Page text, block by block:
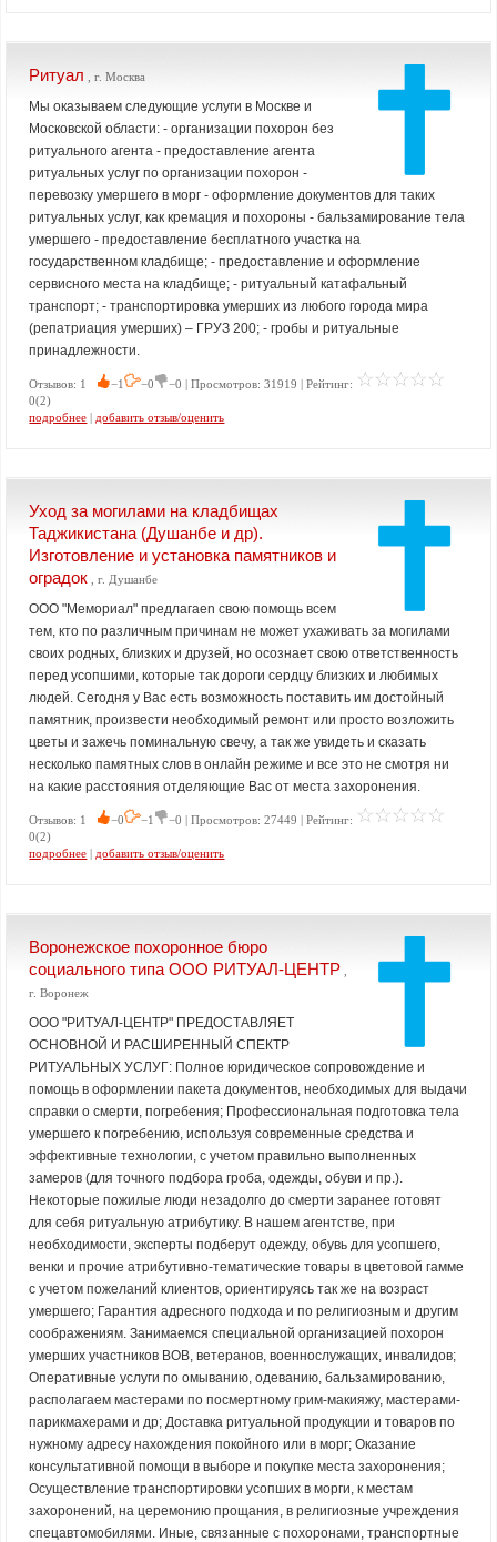
Ритуал , г. Москва
Мы оказываем следующие услуги в Москве и
Московской области: - организации похорон без
ритуального агента - предоставление агента
ритуальных услуг по организации похорон -
перевозку умершего в морг - оформление документов для таких
ритуальных услуг, как кремация и похороны - бальзамирование тела
умершего - предоставление бесплатного участка на
государственном кладбище; - предоставление и оформление
сервисного места на кладбище; - ритуальный катафальный
транспорт; - транспортировка умерших из любого города мира
(репатриация умерших) – ГРУЗ 200; - гробы и ритуальные
принадлежности.
Отзывов: 1 −1 −0
−0 | Просмотров: 31919 | Рейтинг:
0(2)
подробнее | добавить отзыв/оценить
Уход за могилами на кладбищах
Таджикистана (Душанбе и др).
Изготовление и установка памятников и
оградок , г. Душанбе
ООО "Мемориал" предлагаеn свою помощь всем
тем, кто по различным причинам не может ухаживать за могилами
своих родных, близких и друзей, но осознает свою ответственность
перед усопшими, которые так дороги сердцу близких и любимых
людей. Сегодня у Вас есть возможность поставить им достойный
памятник, произвести необходимый ремонт или просто возложить
цветы и зажечь поминальную свечу, а так же увидеть и сказать
несколько памятных слов в онлайн режиме и все это не смотря ни
на какие расстояния отделяющие Вас от места захоронения.
Отзывов: 1 −0 −1
−0 | Просмотров: 27449 | Рейтинг:
0(2)
подробнее | добавить отзыв/оценить
Воронежское похоронное бюро
социального типа ООО РИТУАЛ-ЦЕНТР
г. Воронеж
ООО "РИТУАЛ-ЦЕНТР" ПРЕДОСТАВЛЯЕТ
ОСНОВНОЙ И РАСШИРЕННЫЙ СПЕКТР
РИТУАЛЬНЫХ УСЛУГ: Полное юридическое сопровождение и
помощь в оформлении пакета документов, необходимых для выдачи
справки о смерти, погребения; Профессиональная подготовка тела
умершего к погребению, используя современные средства и
эффективные технологии, с учетом правильно выполненных
замеров (для точного подбора гроба, одежды, обуви и пр.).
Некоторые пожилые люди незадолго до смерти заранее готовят
для себя ритуальную атрибутику. В нашем агентстве, при
необходимости, эксперты подберут одежду, обувь для усопшего,
венки и прочие атрибутивно-тематические товары в цветовой гамме
с учетом пожеланий клиентов, ориентируясь так же на возраст
умершего; Гарантия адресного подхода и по религиозным и другим
соображениям. Занимаемся специальной организацией похорон
умерших участников ВОВ, ветеранов, военнослужащих, инвалидов;
Оперативные услуги по омыванию, одеванию, бальзамированию,
располагаем мастерами по посмертному грим-макияжу, мастерами-
парикмахерами и др; Доставка ритуальной продукции и товаров по
нужному адресу нахождения покойного или в морг; Оказание
консультативной помощи в выборе и покупке места захоронения;
Осуществление транспортировки усопших в морги, к местам
захоронений, на церемонию прощания, в религиозные учреждения
спецавтомобилями. Иные, связанные с похоронами, транспортные